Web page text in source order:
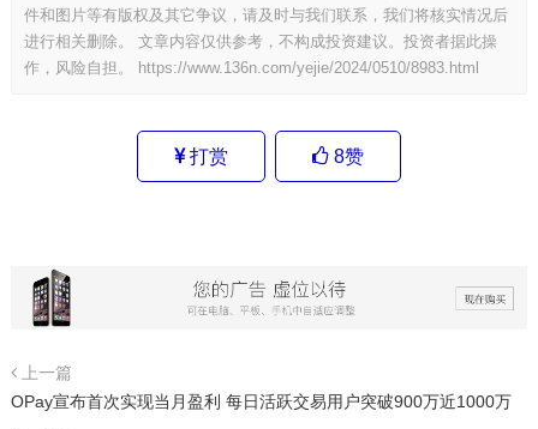
件和图片等有版权及其它争议，请及时与我们联系，我们将核实情况后
进行相关删除。 文章内容仅供参考，不构成投资建议。投资者据此操
作，风险自担。
https://www.136n.com/yejie/2024/0510/8983.html
打赏 8赞
上一篇
OPay宣布首次实现当月盈利 每日活跃交易用户突破900万近1000万